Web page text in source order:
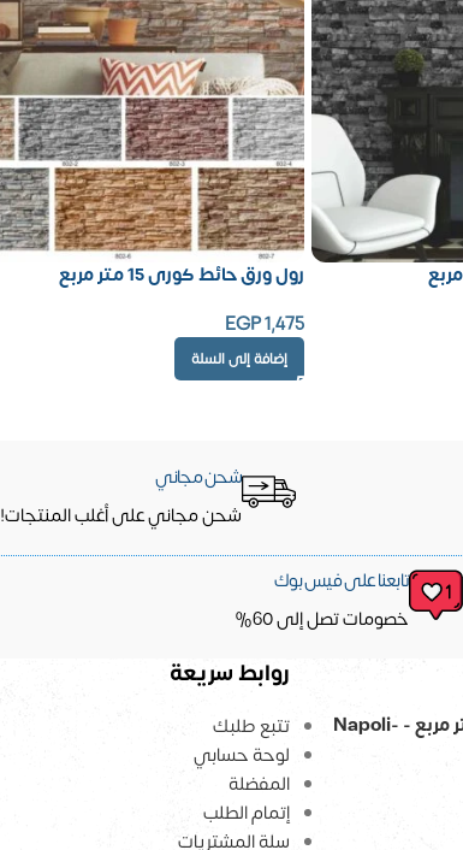
رول ورق حائط كورى 15 متر مربع
EGP1,475
إضافة إلى السلة
شحن مجاني
شحن مجاني على أغلب المنتجات!
تابعنا على فيس بوك
خصومات تصل إلى 60%
ورق حائط 5 متر مربع - Napoli-
روابط سريعة
تتبع طلبك
لوحة حسابي
المفضلة
إتمام الطلب
سلة المشتريات